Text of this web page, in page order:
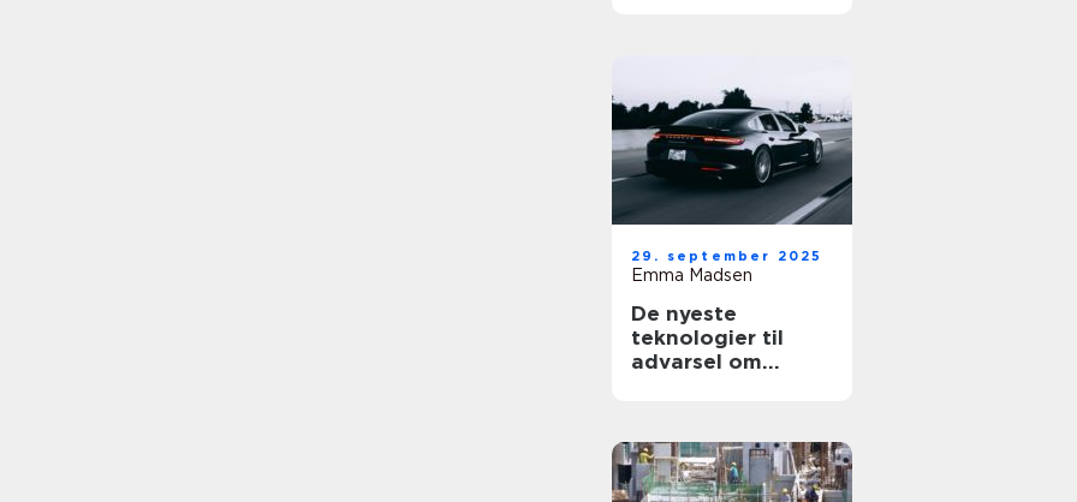
29. september 2025
Emma Madsen
De nyeste
teknologier til
advarsel om